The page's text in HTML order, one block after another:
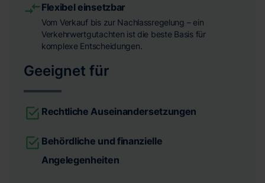
Flexibel einsetzbar
Vom Verkauf bis zur Nachlassregelung – ein
Verkehrwertgutachten ist die beste Basis für
komplexe Entscheidungen.
Geeignet für
Rechtliche Auseinandersetzungen
Behördliche und finanzielle
Angelegenheiten